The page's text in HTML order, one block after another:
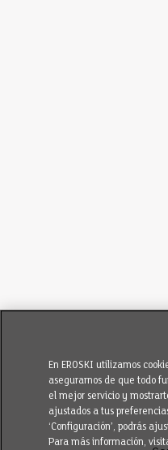
En EROSKI utilizamos
asegurarnos de que todo
el mejor servicio y
ajustados a tus
‘Configuración’, podrás
Para más información,